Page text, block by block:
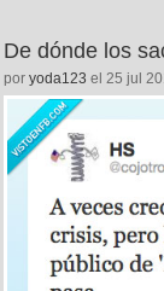
De dónde los
por yoda123 el 25 jul